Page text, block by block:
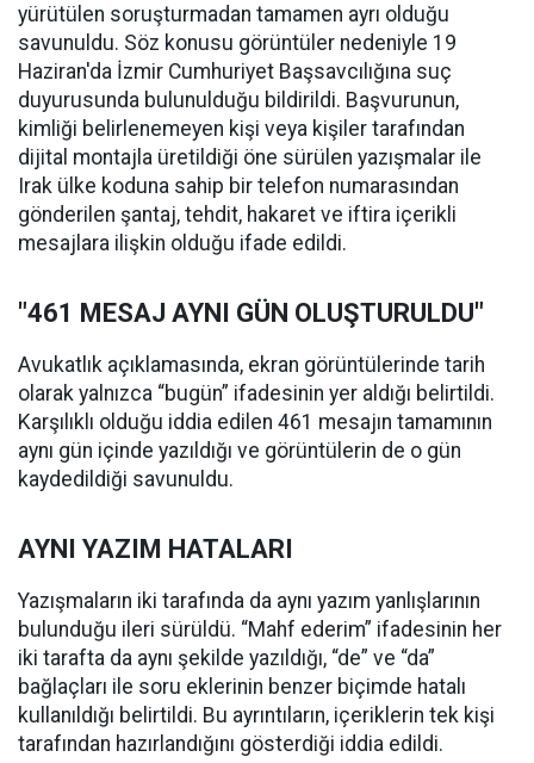
yürütülen soruşturmadan tamamen ayrı olduğu
savunuldu. Söz konusu görüntüler nedeniyle 19
Haziran'da İzmir Cumhuriyet Başsavcılığına suç
duyurusunda bulunulduğu bildirildi. Başvurunun,
kimliği belirlenemeyen kişi veya kişiler tarafından
dijital montajla üretildiği öne sürülen yazışmalar ile
Irak ülke koduna sahip bir telefon numarasından
gönderilen şantaj, tehdit, hakaret ve iftira içerikli
mesajlara ilişkin olduğu ifade edildi.
"461 MESAJ AYNI GÜN OLUŞTURULDU"
Avukatlık açıklamasında, ekran görüntülerinde tarih
olarak yalnızca “bugün” ifadesinin yer aldığı belirtildi.
Karşılıklı olduğu iddia edilen 461 mesajın tamamının
aynı gün içinde yazıldığı ve görüntülerin de o gün
kaydedildiği savunuldu.
AYNI YAZIM HATALARI
Yazışmaların iki tarafında da aynı yazım yanlışlarının
bulunduğu ileri sürüldü. “Mahf ederim” ifadesinin her
iki tarafta da aynı şekilde yazıldığı, “de” ve “da”
bağlaçları ile soru eklerinin benzer biçimde hatalı
kullanıldığı belirtildi. Bu ayrıntıların, içeriklerin tek kişi
tarafından hazırlandığını gösterdiği iddia edildi.